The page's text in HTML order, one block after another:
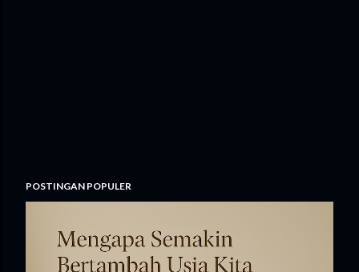
POSTINGAN POPULER